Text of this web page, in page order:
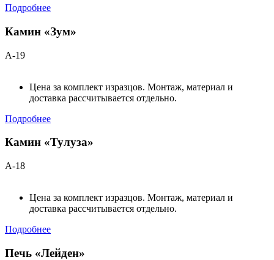
Подробнее
Камин «Зум»
А-19
Цена за комплект изразцов. Монтаж, материал и
доставка рассчитывается отдельно.
Подробнее
Камин «Тулуза»
А-18
Цена за комплект изразцов. Монтаж, материал и
доставка рассчитывается отдельно.
Подробнее
Печь «Лейден»